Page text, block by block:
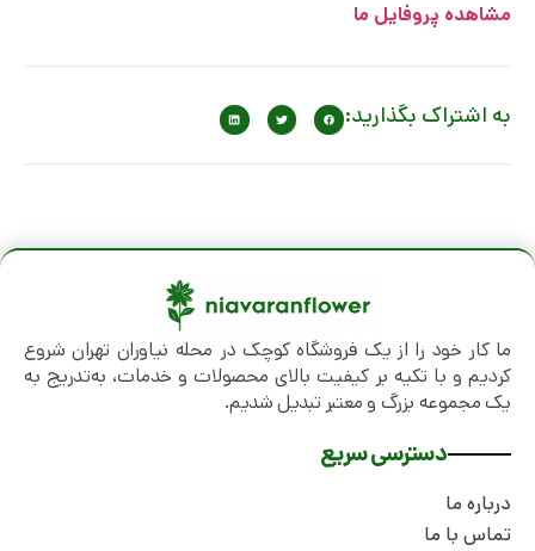
مشاهده پروفایل ما
به اشتراک بگذارید:
ما کار خود را از یک فروشگاه کوچک در محله نیاوران تهران شروع
کردیم و با تکیه بر کیفیت بالای محصولات و خدمات، به‌تدریج به
یک مجموعه بزرگ و معتبر تبدیل شدیم.
دسترسی سریع
درباره ما
تماس با ما